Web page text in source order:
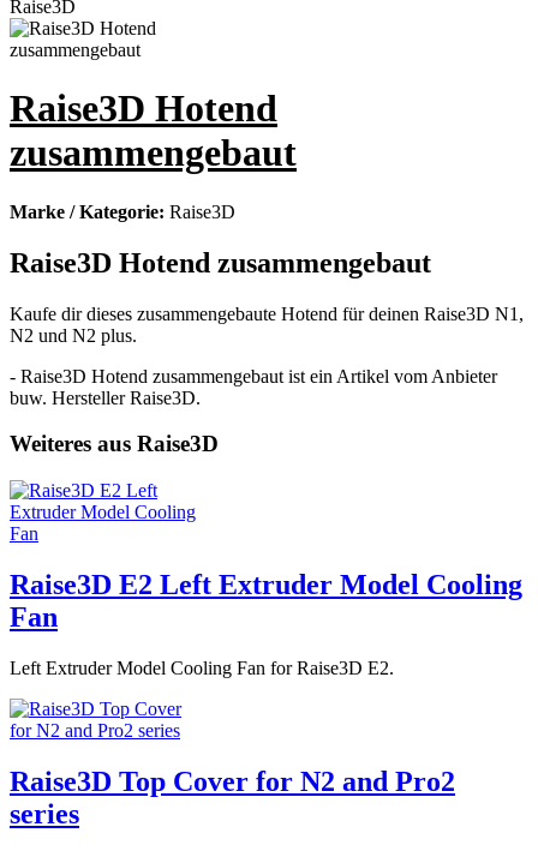
Raise3D Hotend
zusammengebaut
Marke / Kategorie: Raise3D
Raise3D Hotend zusammengebaut
Kaufe dir dieses zusammengebaute Hotend für deinen Raise3D N1,
N2 und N2 plus.
- Raise3D Hotend zusammengebaut ist ein Artikel vom Anbieter
buw. Hersteller Raise3D.
Weiteres aus Raise3D
Raise3D E2 Left Extruder Model Cooling
Fan
Left Extruder Model Cooling Fan for Raise3D E2.
Raise3D Top Cover for N2 and Pro2
series